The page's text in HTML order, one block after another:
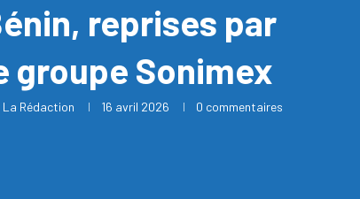
reprises par
groupe Sonimex
La Rédaction 16 avril 2026 0 commentaires